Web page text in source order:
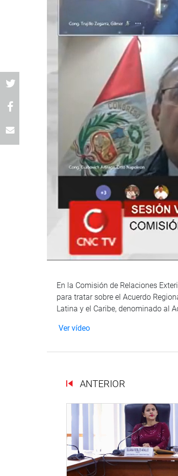
En la Comisión de Relaciones
para tratar sobre el Acuerdo
Latina y el Caribe, denominado al
Ver vídeo
ANTERIOR